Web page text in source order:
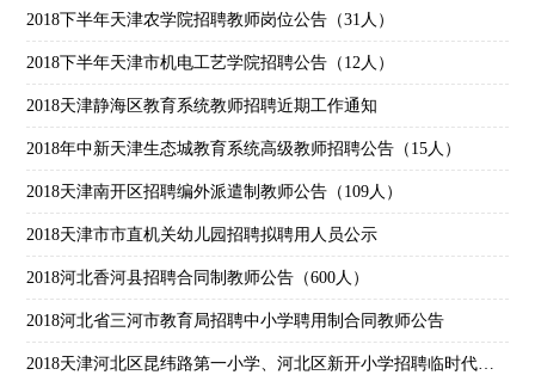
2018下半年天津农学院招聘教师岗位公告（31人）
2018下半年天津市机电工艺学院招聘公告（12人）
2018天津静海区教育系统教师招聘近期工作通知
2018年中新天津生态城教育系统高级教师招聘公告（15人）
2018天津南开区招聘编外派遣制教师公告（109人）
2018天津市市直机关幼儿园招聘拟聘用人员公示
2018河北香河县招聘合同制教师公告（600人）
2018河北省三河市教育局招聘中小学聘用制合同教师公告
2018天津河北区昆纬路第一小学、河北区新开小学招聘临时代课教师公告（14人）